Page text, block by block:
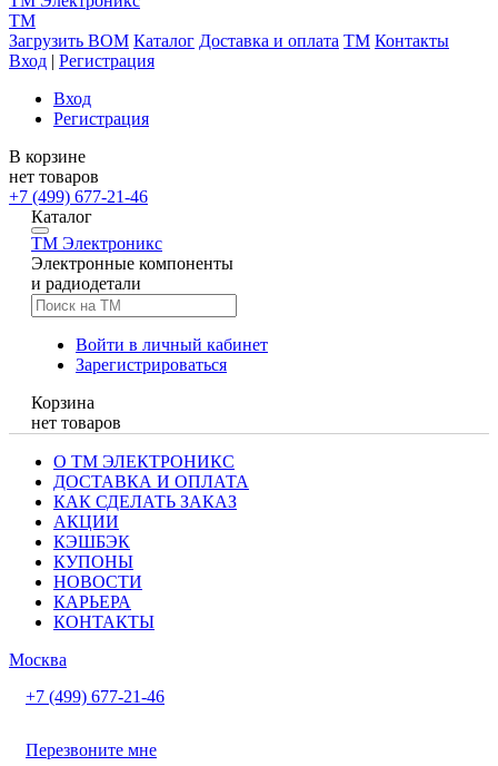
TM
Загрузить BOM Каталог Доставка и оплата TM Контакты
Вход | Регистрация
Вход
Регистрация
В корзине
нет товаров
+7 (499) 677-21-46
Каталог
TM Электроникс
Электронные компоненты
и радиодетали
Войти в личный кабинет
Зарегистрироваться
Корзина
нет товаров
О ТМ ЭЛЕКТРОНИКС
ДОСТАВКА И ОПЛАТА
КАК СДЕЛАТЬ ЗАКАЗ
АКЦИИ
КЭШБЭК
КУПОНЫ
НОВОСТИ
КАРЬЕРА
КОНТАКТЫ
Москва
+7 (499) 677-21-46
Перезвоните мне